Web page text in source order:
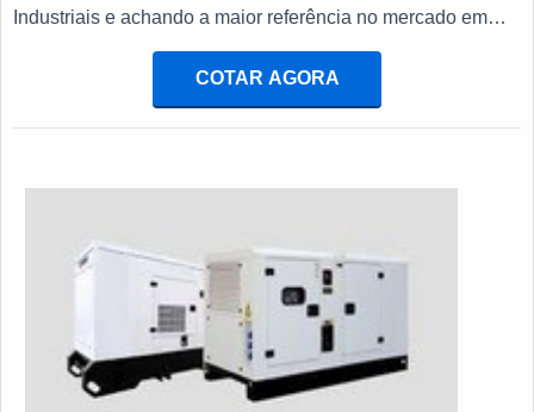
Industriais e achando a maior referência no mercado em
busca é por aluguel de gerador de energia, com a equipe
da Kiyoshi Geradores conseguirá precisão com agilidade
nos serviços prestados.MAIS INFORMAÇÕES SOBRE
Kiyoshi Geradores canaliza seus esforços em proporcionar
para a necessidade do cliente, tudo isso para oferecer
aluguel de gerador de energia com precisão.Sem trocar o
foco sobre aluguel de gerador de energia elétrica, deve-se
descartar empresas que não tenham produtos e serviços
com ótima qualidade e proteção, detalhes primordiais que
são deixados de lado por muitas empresas que não focam
COTAR AGORA